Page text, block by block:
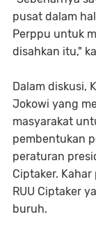
pusat dalam
Perppu untuk
disahkan itu,"
Dalam diskusi,
Jokowi yang
masyarakat
pembentukan
peraturan
Ciptaker.
RUU Ciptaker
buruh.